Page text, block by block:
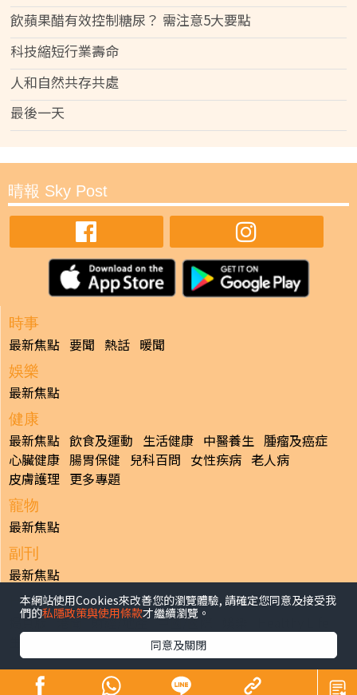
飲蘋果醋有效控制糖尿？ 需注意5大要點
科技縮短行業壽命
人和自然共存共處
最後一天
晴報 Sky Post
時事
最新焦點 要聞 熱話 暖聞
娛樂
最新焦點
健康
最新焦點 飲食及運動 生活健康 中醫養生 腫瘤及癌症
心臟健康 腸胃保健 兒科百問 女性疾病 老人病
皮膚護理 更多專題
寵物
最新焦點
副刊
最新焦點
日報
揭頁版 港聞 財經/地產 中國/國際
生活副刊
體育 專題/人物
香港經濟日報版權所有©2026
本網站使用Cookies來改善您的瀏覽體驗, 請確定您同意及接受我
們的私隱政策與使用條款才繼續瀏覽。
同意及關閉